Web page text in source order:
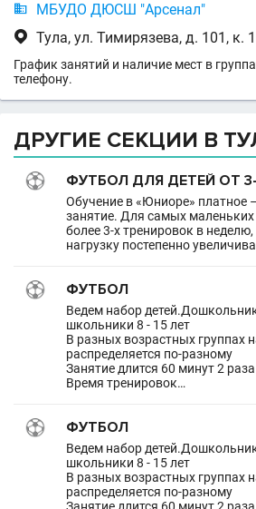
 МБУДО ДЮСШ "Арсенал"
 Тула, ул. Тимирязева, д. 101, к. 1
График занятий и наличие мест в
телефону.
ДРУГИЕ СЕКЦИИ В
ФУТБОЛ ДЛЯ ДЕТЕЙ ОТ
Обучение в «Юниоре» платное
занятие. Для самых
более 3-х тренировок в
нагрузку постепенно
ФУТБОЛ
Ведем набор
школьники 8 - 15 лет
В разных возрастных группах
распределяется по-разному
Занятие длится 60 минут 2
Время тренировок…
ФУТБОЛ
Ведем набор
школьники 8 - 15 лет
В разных возрастных группах
распределяется по-разному